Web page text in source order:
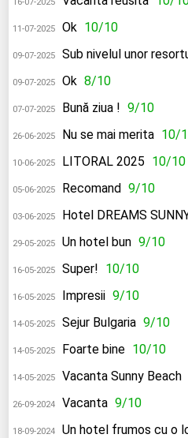
11-07-2025 Ok 10/10
09-07-2025 Sub nivelul unor
09-07-2025 Ok 8/10
07-07-2025 Bună ziua ! 9/10
26-06-2025 Nu se mai merita 10/
10-06-2025 LITORAL 2025 10/10
05-06-2025 Recomand 9/10
03-06-2025 Hotel DREAMS
29-05-2025 Un hotel bun 9/10
16-05-2025 Super! 10/10
16-05-2025 Impresii 9/10
14-05-2025 Sejur Bulgaria 9/10
14-05-2025 Foarte bine 10/10
14-05-2025 Vacanta Sunny Beach
26-09-2024 Vacanta 9/10
18-09-2024 Un hotel frumos cu o